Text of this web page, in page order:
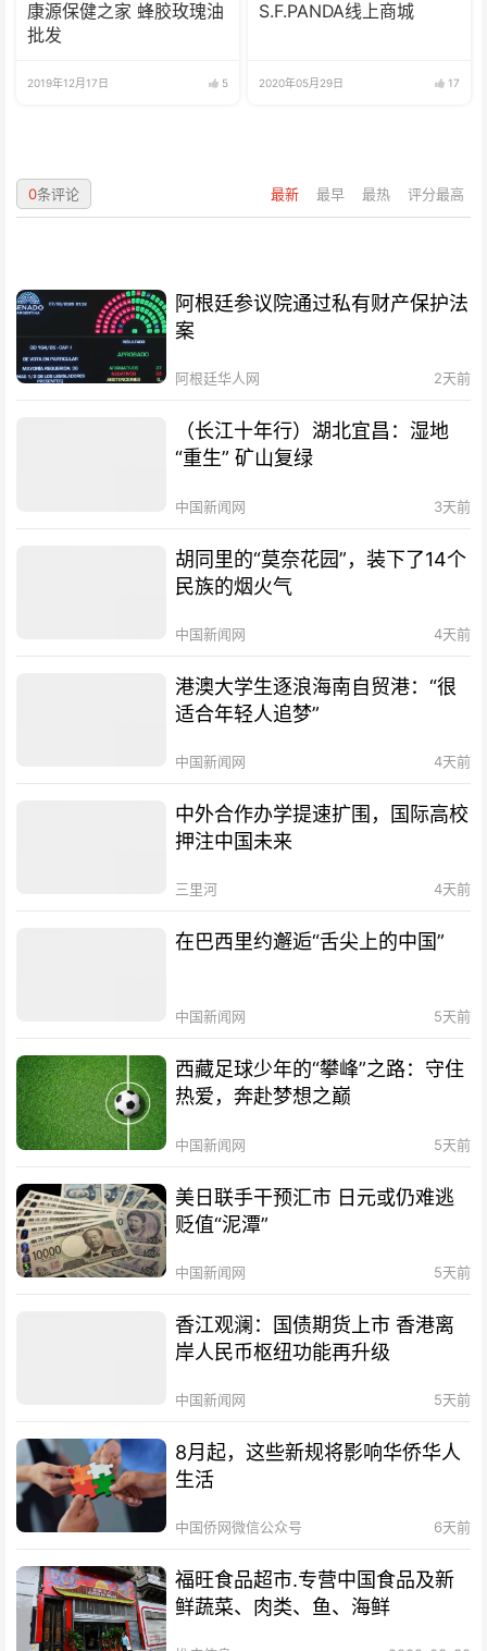
康源保健之家 蜂胶玫瑰油
批发
2019年12月17日 5
S.F.PANDA线上商城
2020年05月29日 17
最新 最早 最热 评分最高
0条评论
阿根廷参议院通过私有财产保护法
案
阿根廷华人网 2天前
（长江十年行）湖北宜昌：湿地
“重生” 矿山复绿
中国新闻网 3天前
胡同里的“莫奈花园”，装下了14个
民族的烟火气
中国新闻网 4天前
港澳大学生逐浪海南自贸港：“很
适合年轻人追梦”
中国新闻网 4天前
中外合作办学提速扩围，国际高校
押注中国未来
三里河 4天前
在巴西里约邂逅“舌尖上的中国”
中国新闻网 5天前
西藏足球少年的“攀峰”之路：守住
热爱，奔赴梦想之巅
中国新闻网 5天前
美日联手干预汇市 日元或仍难逃
贬值“泥潭”
中国新闻网 5天前
香江观澜：国债期货上市 香港离
岸人民币枢纽功能再升级
中国新闻网 5天前
8月起，这些新规将影响华侨华人
生活
中国侨网微信公众号 6天前
福旺食品超市.专营中国食品及新
鲜蔬菜、肉类、鱼、海鲜